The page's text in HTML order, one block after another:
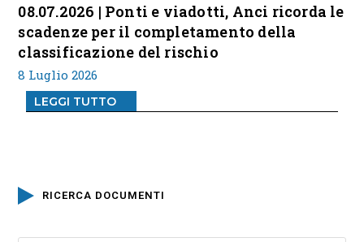
08.07.2026 | Ponti e viadotti, Anci ricorda le
scadenze per il completamento della
classificazione del rischio
8 Luglio 2026
LEGGI TUTTO
RICERCA DOCUMENTI